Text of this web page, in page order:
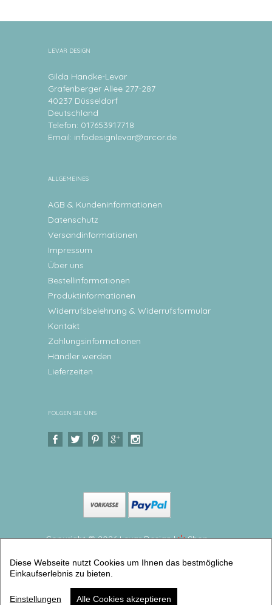
LEVAR DESIGN
Gilda Handke-Levar
Grafenberger Allee 277-287
40237 Düsseldorf
Deutschland
Telefon: 017653917718
Email: infodesignlevar@arcor.de
ALLGEMEINES
AGB & Kundeninformationen
Datenschutz
Versandinformationen
Impressum
Über uns
Bestellinformationen
Produktinformationen
Widerrufsbelehrung & Widerrufsformular
Kontakt
Zahlungsinformationen
Händler werden
Lieferzeiten
FOLGEN SIE UNS
Copyright © 2026 Levar Design |
Shop
Geburtsteller Taufteller Kinderteller Schildkröte
Kinderteller mit Geburtsdaten aus Melamin BPA frei
(Geburtsteller Melamin) | Artikelnummer: 81451097 -1
Diese Webseite nutzt Cookies um Ihnen das bestmögliche
Einkaufserlebnis zu bieten.
Einstellungen Alle Cookies akzeptieren